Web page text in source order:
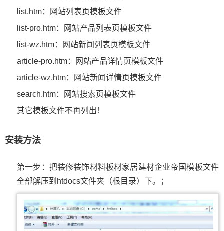
list.htm：网站列表页模板文件
list-pro.htm：网站产品列表页模板文件
list-wz.htm：网站新闻列表页模板文件
article-pro.htm：网站产品详情页模板文件
article-wz.htm：网站新闻详情页模板文件
search.htm：网站搜索页模板文件
其它模板文件不再列出！
安装方法
第一步：把装修装饰材料板材家居建材企业帝国模板文件
全部解压到htdocs文件夹（根目录）下。；